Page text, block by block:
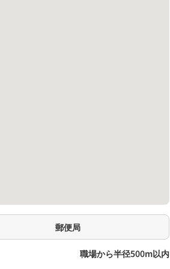
郵便局
職場から半径500m以内